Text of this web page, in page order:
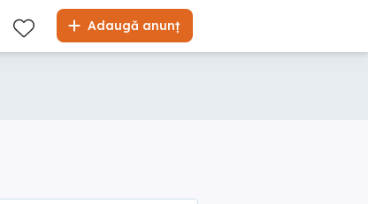
Adaugă anunț
Listă